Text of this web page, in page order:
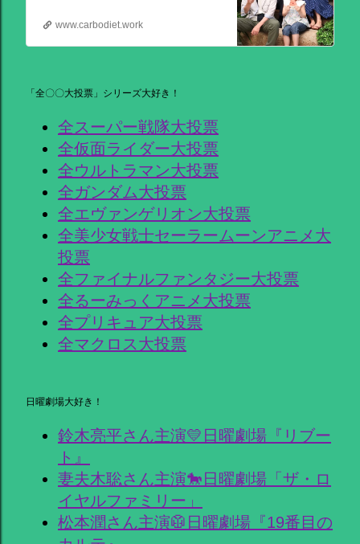
www.carbodiet.work
「全〇〇大投票」シリーズ大好き！
全スーパー戦隊大投票
全仮面ライダー大投票
全ウルトラマン大投票
全ガンダム大投票
全エヴァンゲリオン大投票
全美少女戦士セーラームーンアニメ大
投票
全ファイナルファンタジー大投票
全るーみっくアニメ大投票
全プリキュア大投票
全マクロス大投票
日曜劇場大好き！
鈴木亮平さん主演💛日曜劇場『リブー
ト』
妻夫木聡さん主演🐎日曜劇場「ザ・ロ
イヤルファミリー」
松本潤さん主演🥼日曜劇場『19番目の